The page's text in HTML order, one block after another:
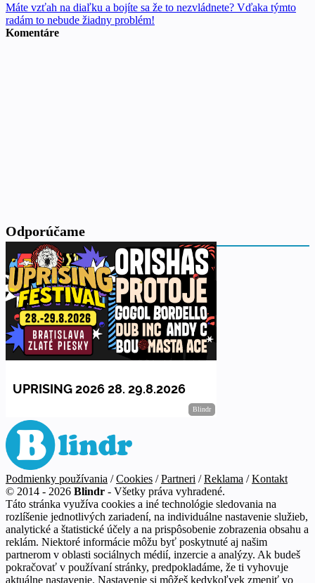
Máte vzťah na diaľku a bojíte sa že to nezvládnete? Vďaka týmto
radám to nebude žiadny problém!
Komentáre
Odporúčame
Podmienky používania / Cookies / Partneri / Reklama / Kontakt
© 2014 - 2026 Blindr - Všetky práva vyhradené.
Táto stránka využíva cookies a iné technológie sledovania na
rozlíšenie jednotlivých zariadení, na individuálne nastavenie služieb,
analytické a štatistické účely a na prispôsobenie zobrazenia obsahu a
reklám. Niektoré informácie môžu byť poskytnuté aj našim
partnerom v oblasti sociálnych médií, inzercie a analýzy. Ak budeš
pokračovať v používaní stránky, predpokladáme, že ti vyhovuje
aktuálne nastavenie. Nastavenie si môžeš kedykoľvek zmeniť vo